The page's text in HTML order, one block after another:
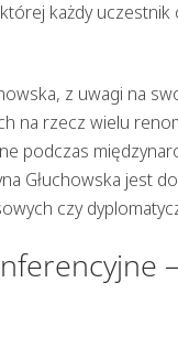
każdy
z uwagi na
na rzecz wielu
podczas
Głuchowska jest
czy